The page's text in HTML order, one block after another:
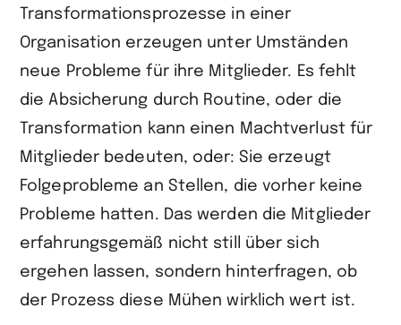
Transformationsprozesse in einer
Organisation erzeugen unter Umständen
neue Probleme für ihre Mitglieder. Es fehlt
die Absicherung durch Routine, oder die
Transformation kann einen Machtverlust für
Mitglieder bedeuten, oder: Sie erzeugt
Folgeprobleme an Stellen, die vorher keine
Probleme hatten. Das werden die Mitglieder
erfahrungsgemäß nicht still über sich
ergehen lassen, sondern hinterfragen, ob
der Prozess diese Mühen wirklich wert ist.